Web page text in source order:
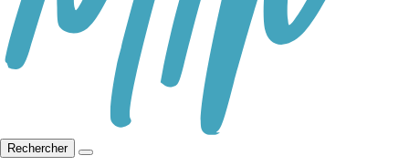
Rechercher